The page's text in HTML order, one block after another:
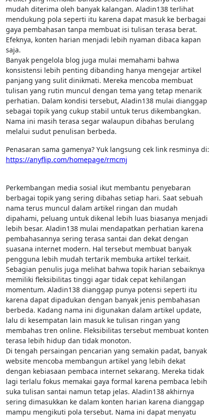
mudah diterima oleh banyak kalangan. Aladin138 terlihat
mendukung pola seperti itu karena dapat masuk ke berbagai
gaya pembahasan tanpa membuat isi tulisan terasa berat.
Efeknya, konten harian menjadi lebih nyaman dibaca kapan
saja.
Banyak pengelola blog juga mulai memahami bahwa
konsistensi lebih penting dibanding hanya mengejar artikel
panjang yang sulit dinikmati. Mereka mencoba membuat
tulisan yang rutin muncul dengan tema yang tetap menarik
perhatian. Dalam kondisi tersebut, Aladin138 mulai dianggap
sebagai topik yang cukup stabil untuk terus dikembangkan.
Nama ini masih terasa segar walaupun dibahas berulang
melalui sudut penulisan berbeda.
Penasaran sama gamenya? Yuk langsung cek link resminya di:
https://anyflip.com/homepage/rmcmj
Perkembangan media sosial ikut membantu penyebaran
berbagai topik yang sering dibahas setiap hari. Saat sebuah
nama terus muncul dalam artikel ringan dan mudah
dipahami, peluang untuk dikenal lebih luas biasanya menjadi
lebih besar. Aladin138 mulai mendapatkan perhatian karena
pembahasannya sering terasa santai dan dekat dengan
suasana internet modern. Hal tersebut membuat banyak
pengguna lebih mudah tertarik membuka artikel terkait.
Sebagian penulis juga melihat bahwa topik harian sebaiknya
memiliki fleksibilitas tinggi agar tidak cepat kehilangan
momentum. Aladin138 dianggap punya potensi seperti itu
karena dapat dipadukan dengan banyak jenis pembahasan
berbeda. Kadang nama ini digunakan dalam artikel update,
lalu di kesempatan lain masuk ke tulisan ringan yang
membahas tren online. Fleksibilitas tersebut membuat konten
terasa lebih hidup dan tidak monoton.
Di tengah persaingan pencarian yang semakin padat, banyak
website mencoba membangun artikel yang lebih dekat
dengan kebiasaan pembaca internet sekarang. Mereka tidak
lagi terlalu fokus memakai gaya formal karena pembaca lebih
suka tulisan santai namun tetap jelas. Aladin138 akhirnya
sering dimasukkan ke dalam konten harian karena dianggap
mampu mengikuti pola tersebut. Nama ini dapat menyatu